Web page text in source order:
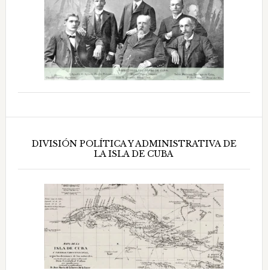
DIVISIÓN POLÍTICA Y ADMINISTRATIVA DE
LA ISLA DE CUBA